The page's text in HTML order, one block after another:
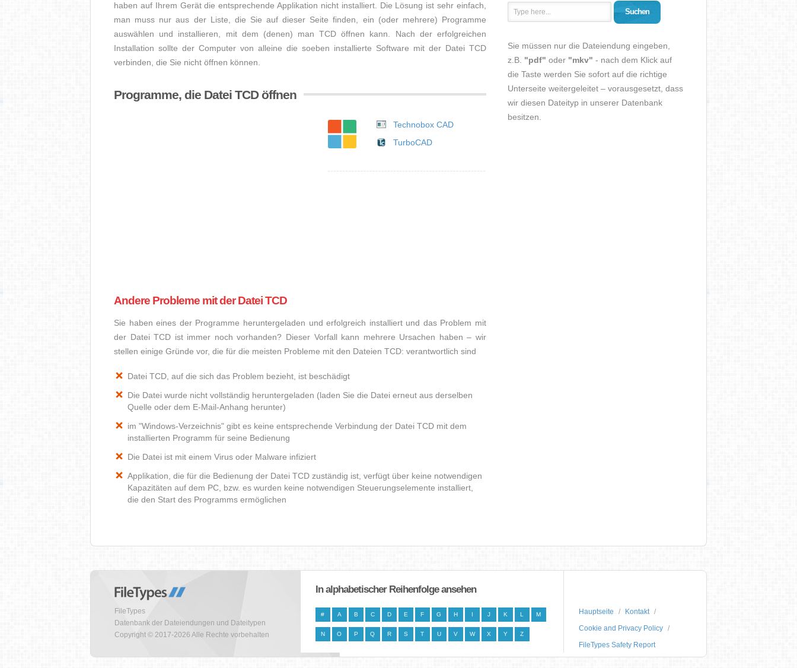
haben auf Ihrem Gerät die entsprechende Applikation nicht installiert. Die Lösung ist sehr einfach,
man muss nur aus der Liste, die Sie auf dieser Seite finden, ein (oder mehrere) Programme
auswählen und installieren, mit dem (denen) man TCD öffnen kann. Nach der erfolgreichen
Installation sollte der Computer von alleine die soeben installierte Software mit der Datei TCD
verbinden, die Sie nicht öffnen können.
Programme, die Datei TCD öffnen
Technobox CAD
TurboCAD
Andere Probleme mit der Datei TCD
Sie haben eines der Programme heruntergeladen und erfolgreich installiert und das Problem mit
der Datei TCD ist immer noch vorhanden? Dieser Vorfall kann mehrere Ursachen haben – wir
stellen einige Gründe vor, die für die meisten Probleme mit den Dateien TCD: verantwortlich sind
Datei TCD, auf die sich das Problem bezieht, ist beschädigt
Die Datei wurde nicht vollständig heruntergeladen (laden Sie die Datei erneut aus derselben
Quelle oder dem E-Mail-Anhang herunter)
im "Windows-Verzeichnis" gibt es keine entsprechende Verbindung der Datei TCD mit dem
installierten Programm für seine Bedienung
Die Datei ist mit einem Virus oder Malware infiziert
Applikation, die für die Bedienung der Datei TCD zuständig ist, verfügt über keine notwendigen
Kapazitäten auf dem PC, bzw. es wurden keine notwendigen Steuerungselemente installiert,
die den Start des Programms ermöglichen
Suchen
Sie müssen nur die Dateiendung eingeben,
z.B. "pdf" oder "mkv" - nach dem Klick auf
die Taste werden Sie sofort auf die richtige
Unterseite weitergeleitet – vorausgesetzt, dass
wir diesen Dateityp in unserer Datenbank
besitzen.
FileTypes
Datenbank der Dateiendungen und Dateitypen
Copyright © 2017-2026 Alle Rechte vorbehalten
In alphabetischer Reihenfolge ansehen
# A B C D E F G H I J K L M
N O P Q R S T U V W X Y Z
Hauptseite
Kontakt
Cookie and Privacy Policy
FileTypes Safety Report